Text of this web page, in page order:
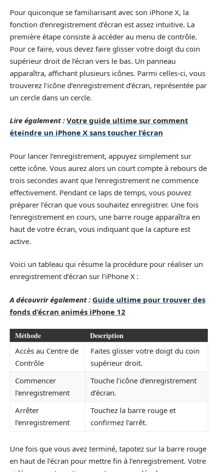
Pour quiconque se familiarisant avec son iPhone X, la
fonction d’enregistrement d’écran est assez intuitive. La
première étape consiste à accéder au menu de contrôle.
Pour ce faire, vous devez faire glisser votre doigt du coin
supérieur droit de l’écran vers le bas. Un panneau
apparaîtra, affichant plusieurs icônes. Parmi celles-ci, vous
trouverez l’icône d’enregistrement d’écran, représentée par
un cercle dans un cercle.
Lire également : Votre guide ultime sur comment
éteindre un iPhone X sans toucher l’écran
Pour lancer l’enregistrement, appuyez simplement sur
cette icône. Vous aurez alors un court compte à rebours de
trois secondes avant que l’enregistrement ne commence
effectivement. Pendant ce laps de temps, vous pouvez
préparer l’écran que vous souhaitez enregistrer. Une fois
l’enregistrement en cours, une barre rouge apparaîtra en
haut de votre écran, vous indiquant que la capture est
active.
Voici un tableau qui résume la procédure pour réaliser un
enregistrement d’écran sur l’iPhone X :
A découvrir également : Guide ultime pour trouver des
fonds d’écran animés iPhone 12
Méthode Description
Accès au Centre de
Contrôle
Faites glisser votre doigt du coin
supérieur droit.
Commencer
l’enregistrement
Touche l’icône d’enregistrement
d’écran.
Arrêter
l’enregistrement
Touchez la barre rouge et
confirmez l’arrêt.
Une fois que vous avez terminé, tapotez sur la barre rouge
en haut de l’écran pour mettre fin à l’enregistrement. Votre